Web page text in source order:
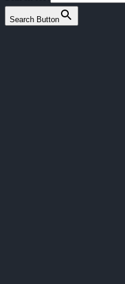
Search Button